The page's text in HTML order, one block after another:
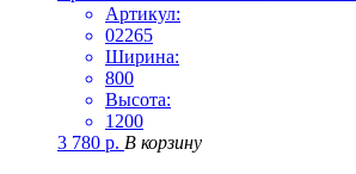
Артикул:
02265
Ширина:
800
Высота:
1200
3 780 р. В корзину